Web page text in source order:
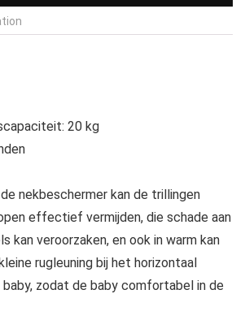
20 kg
nekbeschermer kan de trillingen
effectief vermijden, die schade aan
kan veroorzaken, en ook in warm kan
rugleuning bij het horizontaal
zodat de baby comfortabel in de